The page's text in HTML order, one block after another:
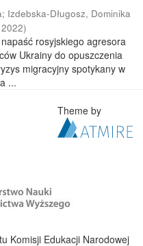
; Izdebska-Długosz, Dominika
2022)
rosyjskiego agresora
Ukrainy do opuszczenia
migracyjny spotykany w
...
Theme by
Komisji Edukacji Narodowej